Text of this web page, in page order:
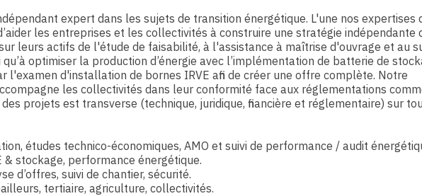
expert dans les sujets de transition énergétique. L'une nos expertises
les entreprises et les collectivités à construire une stratégie indépendante
leurs actifs de l'étude de faisabilité, à l'assistance à maîtrise d'ouvrage et au
optimiser la production d’énergie avec l’implémentation de batterie de
d'installation de bornes IRVE afin de créer une offre complète. Notre
les collectivités dans leur conformité face aux réglementations
projets est transverse (technique, juridique, financière et réglementaire) sur
études technico-économiques, AMO et suivi de performance / audit
& stockage, performance énergétique.
d’offres, suivi de chantier, sécurité.
tertiaire, agriculture, collectivités.